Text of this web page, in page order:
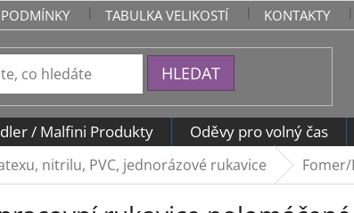
TABULKA VELIKOSTÍ KONTAKTY
HLEDAT
/ Malfini Produkty Oděvy pro volný čas
nitrilu, PVC, jednorázové rukavice